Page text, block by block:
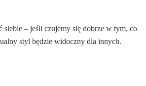
siebie – jeśli czujemy się dobrze w tym, co
styl będzie widoczny dla innych.